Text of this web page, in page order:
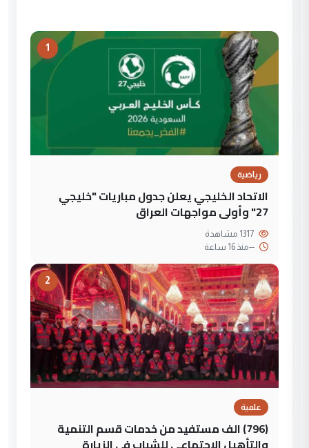
1
رياضية
الاتحاد الخليجي يعلن جدول مباريات "خليجي
27" وأولى مواجهات العراق
--منذ 16 ساعة
2
علمية
(796) الف مستفيد من خدمات قسم التنمية